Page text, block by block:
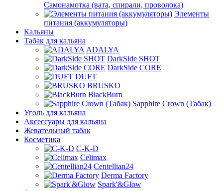
Самонамотка (вата, спирали, проволока)
Элементы
питания (аккумуляторы)
Кальяны
Табак для кальяна
ADALYA
DarkSide SHOT
DarkSide CORE
DUFT
BRUSKO
BlackBurn
Sapphire Crown (Табак)
Уголь для кальяна
Аксессуары для кальяна
Жевательный табак
Косметика
C-K-D
Celimax
Centellian24
Derma Factory
Spark'&Glow